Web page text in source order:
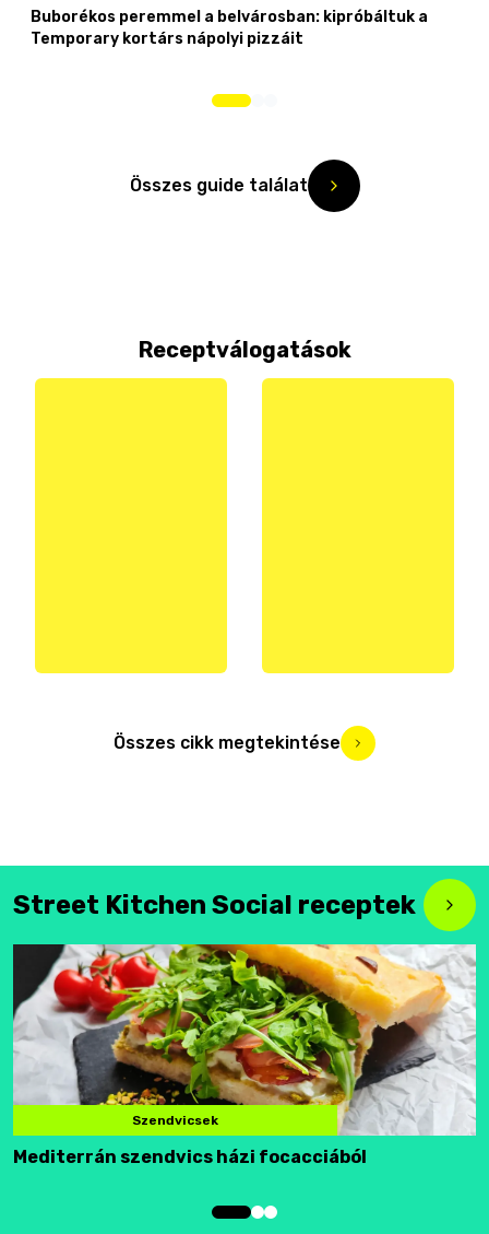
Buborékos peremmel a belvárosban: kipróbáltuk a
Temporary kortárs nápolyi pizzáit
Összes guide találat
Receptválogatások
Összes cikk megtekintése
Street Kitchen Social receptek
Szendvicsek
Mediterrán szendvics házi focacciából